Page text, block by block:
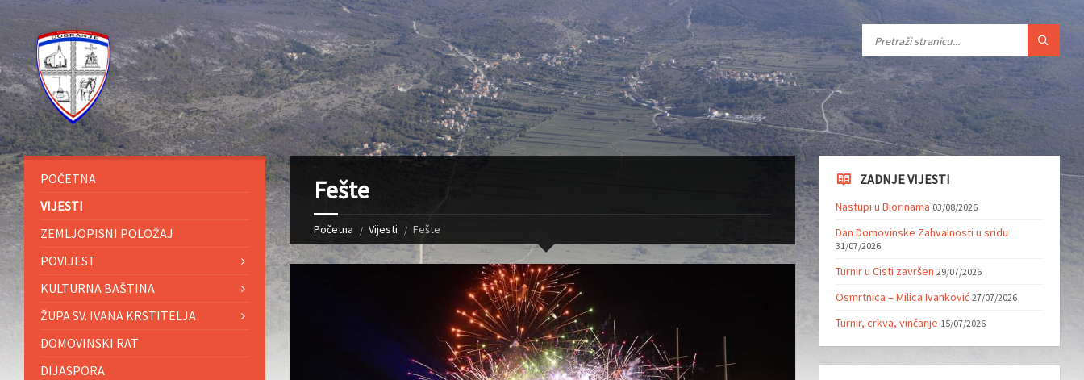
Fešte
Početna Vijesti Fešte
POČETNA
VIJESTI
ZEMLJOPISNI POLOŽAJ
POVIJEST
KULTURNA BAŠTINA
ŽUPA SV. IVANA KRSTITELJA
DOMOVINSKI RAT
DIJASPORA
ZADNJE VIJESTI
Nastupi u Biorinama 03/08/2026
Dan Domovinske Zahvalnosti u sridu
31/07/2026
Turnir u Cisti završen 29/07/2026
Osmrtnica – Milica Ivanković 27/07/2026
Turnir, crkva, vinčanje 15/07/2026